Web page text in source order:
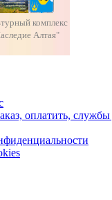
комплекс
Алтая"
оплатить, службы